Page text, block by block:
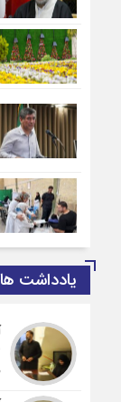
یادداشت ها